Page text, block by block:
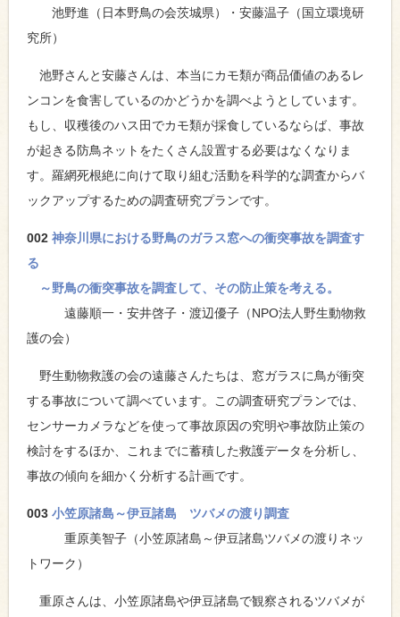
池野進（日本野鳥の会茨城県）・安藤温子（国立環境研
究所）
池野さんと安藤さんは、本当にカモ類が商品価値のあるレ
ンコンを食害しているのかどうかを調べようとしています。
もし、収穫後のハス田でカモ類が採食しているならば、事故
が起きる防鳥ネットをたくさん設置する必要はなくなりま
す。羅網死根絶に向けて取り組む活動を科学的な調査からバ
ックアップするための調査研究プランです。
002 神奈川県における野鳥のガラス窓への衝突事故を調査す
る
～野鳥の衝突事故を調査して、その防止策を考える。
遠藤順一・安井啓子・渡辺優子（NPO法人野生動物救
護の会）
野生動物救護の会の遠藤さんたちは、窓ガラスに鳥が衝突
する事故について調べています。この調査研究プランでは、
センサーカメラなどを使って事故原因の究明や事故防止策の
検討をするほか、これまでに蓄積した救護データを分析し、
事故の傾向を細かく分析する計画です。
003 小笠原諸島～伊豆諸島 ツバメの渡り調査
重原美智子（小笠原諸島～伊豆諸島ツバメの渡りネッ
トワーク）
重原さんは、小笠原諸島や伊豆諸島で観察されるツバメが